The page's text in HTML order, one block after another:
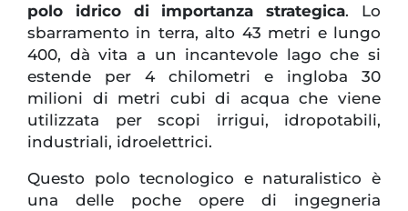
polo idrico di importanza strategica. Lo
sbarramento in terra, alto 43 metri e lungo
400, dà vita a un incantevole lago che si
estende per 4 chilometri e ingloba 30
milioni di metri cubi di acqua che viene
utilizzata per scopi irrigui, idropotabili,
industriali, idroelettrici.
Questo polo tecnologico e naturalistico è
una delle poche opere di ingegneria